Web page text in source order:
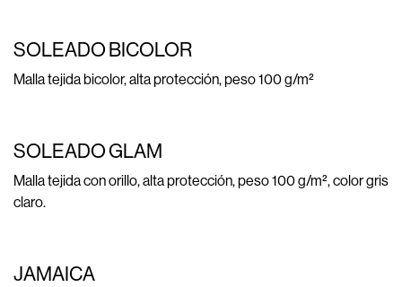
SOLEADO BICOLOR
Malla tejida bicolor, alta protección, peso 100 g/m²
SOLEADO GLAM
Malla tejida con orillo, alta protección, peso 100 g/m², color gris
claro.
JAMAICA